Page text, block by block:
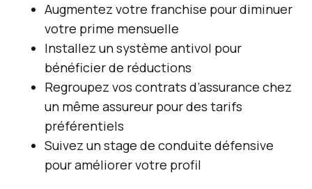
Augmentez votre franchise pour diminuer
votre prime mensuelle
Installez un système antivol pour
bénéficier de réductions
Regroupez vos contrats d’assurance chez
un même assureur pour des tarifs
préférentiels
Suivez un stage de conduite défensive
pour améliorer votre profil